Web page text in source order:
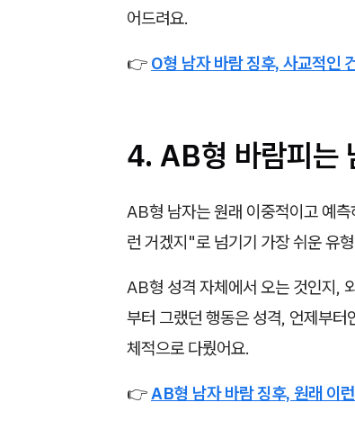
어드려요.
👉 O형 남자 바람 징후, 사교적인
4. AB형 바람피는
AB형 남자는 원래 이중적이고 예
런 거겠지"로 넘기기 가장 쉬운 유
AB형 성격 자체에서 오는 것인지,
부터 그랬던 행동은 성격, 언제부
체적으로 다뤘어요.
👉 AB형 남자 바람 징후, 원래 이